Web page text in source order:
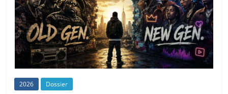
2026 Dossier